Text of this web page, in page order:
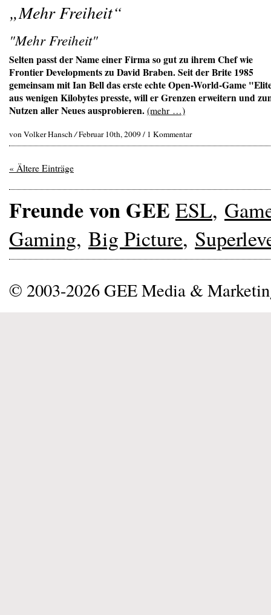
„Mehr Freiheit“
"Mehr Freiheit"
Selten passt der Name einer Firma so gut zu ihrem Chef wie
Frontier Developments zu David Braben. Seit der Brite 1985
gemeinsam mit Ian Bell das erste echte Open-World-Game
aus wenigen Kilobytes presste, will er Grenzen erweitern und
Nutzen aller Neues ausprobieren.(mehr …)
von Volker Hansch/Februar 10th, 2009 / 1 Kommentar
« Ältere Einträge
Freunde von GEE ESL,
Gaming, Big Picture,
© 2003-2026 GEE Media &